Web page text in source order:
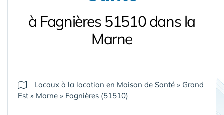
à Fagnières 51510 dans la
Marne
Locaux à la location en Maison de Santé » Grand
Est » Marne » Fagnières (51510)